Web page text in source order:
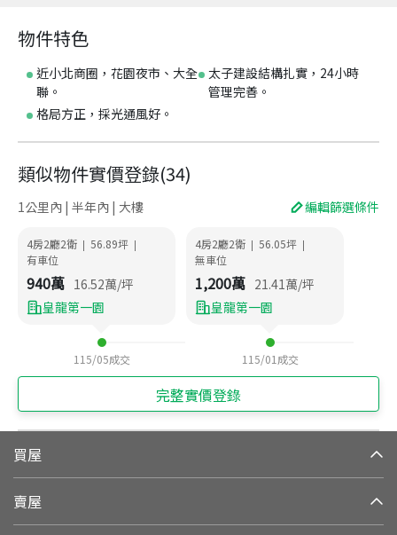
物件特色
近小北商圈，花園夜市、大全
聯。
太子建設結構扎實，24小時
管理完善。
格局方正，採光通風好。
類似物件實價登錄(34)
1公里內 | 半年內 | 大樓 編輯篩選條件
4房2廳2衛 | 56.89坪 |
有車位
940萬 16.52萬/坪
皇龍第一園
115/05成交
4房2廳2衛 | 56.05坪 |
無車位
1,200萬 21.41萬/坪
皇龍第一園
115/01 成交
完整實價登錄
買屋
賣屋